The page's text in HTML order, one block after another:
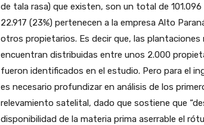
de tala rasa) que existen, son un total de
22.917 (23%) pertenecen a la empresa Alto
otros propietarios. Es decir que, las plantaciones
encuentran distribuidas entre unos 2.000
fueron identificados en el estudio. Pero para el
es necesario profundizar en análisis de los
relevamiento satelital, dado que sostiene que
disponibilidad de la materia prima aserrable el